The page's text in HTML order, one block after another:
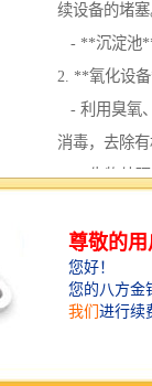
续设备的堵塞
- **沉淀池**
2. **氧化设备
- 利用臭氧
消毒，去除有
3. **生物处
物，可以是
4. **膜分离
- **超滤膜